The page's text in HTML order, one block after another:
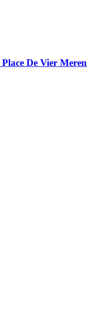
De Vier Meren